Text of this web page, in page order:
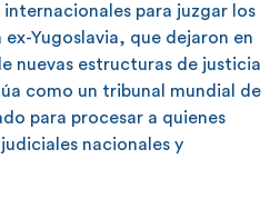
para juzgar los
Yugoslavia, que dejaron en
nuevas estructuras de justicia
como un tribunal mundial de
para procesar a quienes
nacionales y